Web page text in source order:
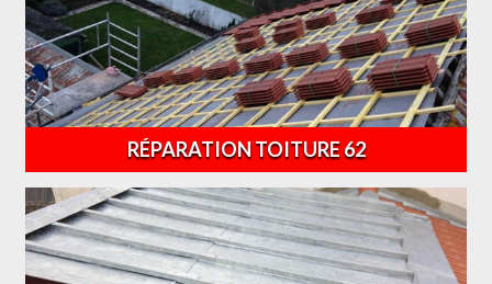
RÉPARATION TOITURE 62